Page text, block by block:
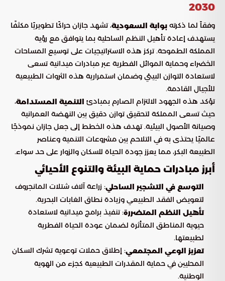
2030
وفقاً لما ذكرته بوابة السعودية، تشهد جازان حراكًا تطويريًا مكثفًا
يستهدف إعادة تأهيل النظم الساحلية بما يتوافق مع رؤية
المملكة الطموحة. تركز هذه الاستراتيجيات على توسيع المساحات
الخضراء وحماية الموائل الفطرية عبر مبادرات ميدانية تسعى
لاستعادة التوازن البيئي وضمان استمرارية هذه الثروات الطبيعية
للأجيال القادمة.
تؤكد هذه الجهود الالتزام الصارم بمبادئ التنمية المستدامة،
حيث تسعى المملكة لتحقيق توازن دقيق بين النهضة العمرانية
وصيانة الأصول البيئية. تهدف هذه الخطط إلى جعل جازان نموذجًا
عالميًا يحتذى به في التلاحم بين مشروعات التنمية وعناصر
الطبيعة البكر، مما يعزز جودة الحياة للسكان والزوار على حد سواء.
أبرز مبادرات حماية البيئة والتنوع الأحيائي
التوسع في التشجير الساحلي: زراعة آلاف شتلات المانجروف
لتعويض الفقد الطبيعي وزيادة نطاق الغابات البحرية.
تأهيل النظم المتضررة: تنفيذ برامج ميدانية لاستعادة
حيوية المناطق المتأثرة لضمان عودة الحياة الفطرية
لطبيعتها.
تعزيز الوعي المجتمعي: إطلاق حملات توعوية تشرك السكان
المحليين في حماية المقدرات الطبيعية كجزء من الهوية
الوطنية.